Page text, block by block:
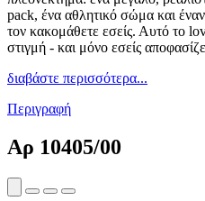
pack, ένα αθλητικό σώμα και
τον κακομάθετε εσείς. Αυτό το
στιγμή - και μόνο εσείς
διαβάστε περισσότερα...
Περιγραφή
Αρ 10405/00